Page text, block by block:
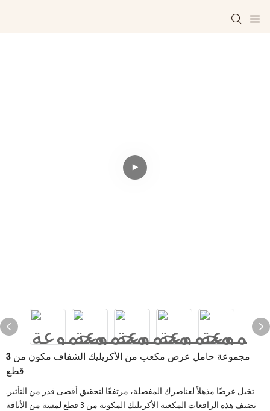
مجموعة حامل عرض مكعب من الأكريليك الشفاف مكون من 3
قطع
تخيل عرضًا مذهلاً لعناصرك المفضلة، مرتفعًا لتحقيق أقصى قدر من التأثير.
تضيف هذه الرافعات المكعبة الأكريليك المكونة من 3 قطع لمسة من الأناقة